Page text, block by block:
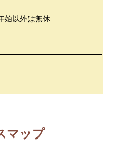
以外は無休
マップ